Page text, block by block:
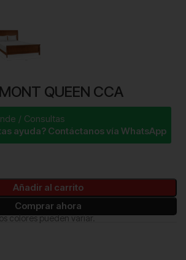
QUEEN CCA
/ Consultas
ayuda? Contáctanos vía WhatsApp
Añadir al carrito
Comprar ahora
colores pueden variar.